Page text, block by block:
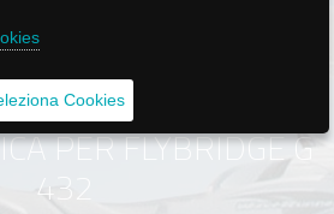
PER FLYBRIDGE G
432
Cookies